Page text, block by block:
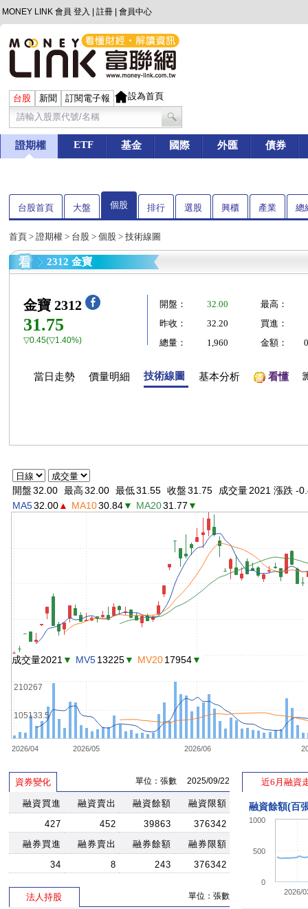
MONEY LINK 會員 登入 註冊 會員中心
台股 新聞 訂閱電子報 設為首頁
證期權 ETF 基金 國際 外匯 債券
台股首頁 大盤 個股 排行 選股 興櫃 產業 總
首頁 > 證期權 > 台股 > 個股 > 技術線圖
2312 金寶
金寶 2312
31.75
▽0.45(▽1.40%)
開盤： 32.00
最高：
昨收：
32.20
買進：
總量：
1,960 金額：
當日走勢 價量明細 技術線圖 基本分析 看懂
開盤32.00 最高32.00 最低31.55 收盤31.75 成交量2021 漲跌 -
MA532.00▲ MA1030.84▼ MA2031.77 ▼
2026/04 2026/05 2026/06
105133.5
210267
成交量2021 ▼ MV513225▼ MV2017954▼
資券變化 單位：張數 2025/09/22
融資買進 融資賣出 融資餘額
融資限額
427
452 39863
376342
融券買進
融券賣出 融券餘額
融券限額
34
8 243 376342
法人持股 單位：張數
近6月融資
融資餘額(百
2026/
0
500
1000